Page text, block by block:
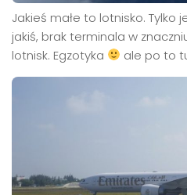
Jakieś małe to lotnisko. Tylko
jakiś, brak terminala w
lotnisk. Egzotyka
ale po to